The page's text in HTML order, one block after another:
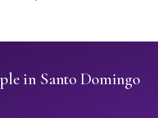
in Santo Domingo